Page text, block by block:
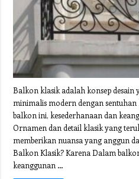
Balkon klasik adalah konsep desain
minimalis modern dengan
balkon ini, kesederhanaan dan
Ornamen dan detail klasik yang
memberikan nuansa yang anggun
Balkon Klasik? Karena Dalam
keanggunan …